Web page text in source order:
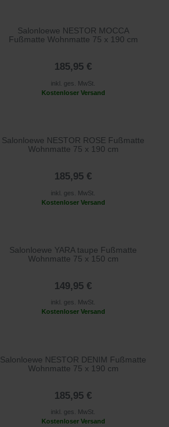
Salonloewe NESTOR MOCCA
Fußmatte Wohnmatte 75 x 190 cm
185,95 €
inkl. ges. MwSt.
Kostenloser Versand
Salonloewe NESTOR ROSE Fußmatte
Wohnmatte 75 x 190 cm
185,95 €
inkl. ges. MwSt.
Kostenloser Versand
Salonloewe YARA taupe Fußmatte
Wohnmatte 75 x 150 cm
149,95 €
inkl. ges. MwSt.
Kostenloser Versand
Salonloewe NESTOR DENIM Fußmatte
Wohnmatte 75 x 190 cm
185,95 €
inkl. ges. MwSt.
Kostenloser Versand